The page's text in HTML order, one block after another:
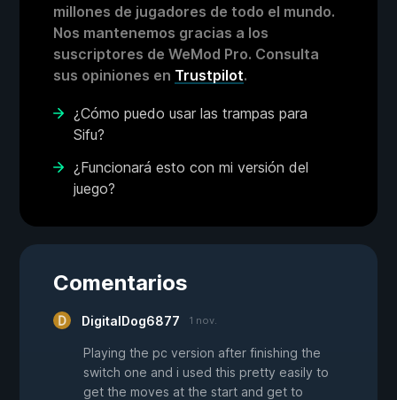
millones de jugadores de todo el mundo.
Nos mantenemos gracias a los
suscriptores de WeMod Pro. Consulta
sus opiniones en Trustpilot.
¿Cómo puedo usar las trampas para
Sifu?
¿Funcionará esto con mi versión del
juego?
Comentarios
DigitalDog6877 1 nov.
Playing the pc version after finishing the
switch one and i used this pretty easily to
get the moves at the start and get to